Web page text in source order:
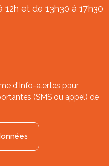
et de 13h30 à 17h30
d'Info-alertes pour
(SMS ou appel) de